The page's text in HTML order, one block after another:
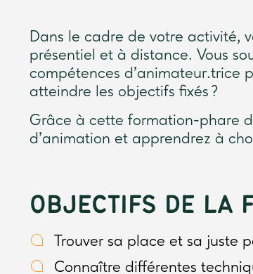
Dans le cadre de votre activité,
présentiel et à distance. Vous
compétences d’animateur.trice
atteindre les objectifs fixés ?
Grâce à cette formation-phare
d’animation et apprendrez à
OBJECTIFS DE LA
Trouver sa place et sa juste
Connaître différentes